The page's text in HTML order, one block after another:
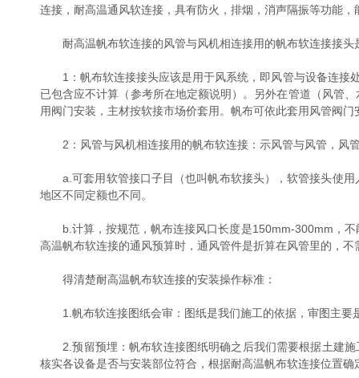
连接，耐高温通风软连接，具有防火，排烟，消声隔振等功能
耐高温帆布软连接的风管与风机相连接用的帆布软连接接头
1：帆布软连接接头应该是用于风系统，即风管与设备连接
已包含应不计算（参考所在地定额说明）。另外在管道（风管
用阀门安装，主材按软接市场价套用。帆布可依此套用风管阀门
2：风管与风机相连接用的帆布软连接：示风管与风管，风
a.可套用软管接口子目（也叫帆布软接头），软管接头使用
地区不同定额也不同。
b.计算，按规范，帆布连接风口长度是150mm-300mm，不
高温帆布软连接的通风预算时，通风管件是折算在风管里的，不
得清楚耐高温帆布软连接的安装操作标准：
1.帆布软连接图纸会审：图纸是我们施工的依据，审图主要
2.预留预埋：帆布软连接图纸明确之后我们需要根据土建施
核实各设备是否与安装部位符合，根据耐高温帆布软连接位置确